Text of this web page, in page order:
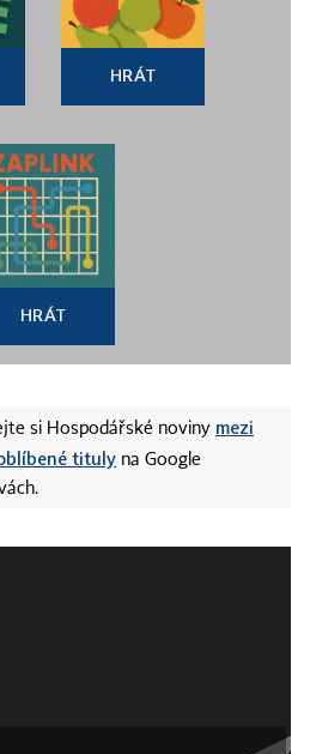
HRÁT
HRÁT
si Hospodářské noviny mezi
tituly na Google